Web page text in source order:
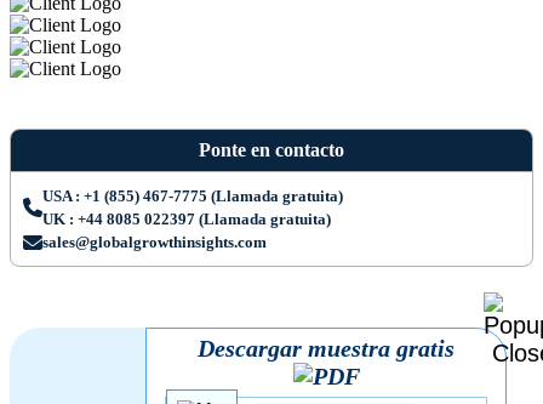
Ponte en contacto
USA : +1 (855) 467-7775 (Llamada gratuita)
UK : +44 8085 022397 (Llamada gratuita)
sales@globalgrowthinsights.com
Descargar muestra gratis